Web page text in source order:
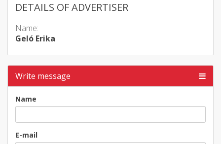
DETAILS OF ADVERTISER
Name:
Geló Erika
Write message
Name
E-mail